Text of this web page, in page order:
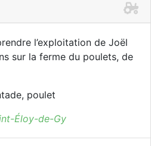
l’exploitation de Joël
sur la ferme du poulets, de
poulet
Éloy-de-Gy